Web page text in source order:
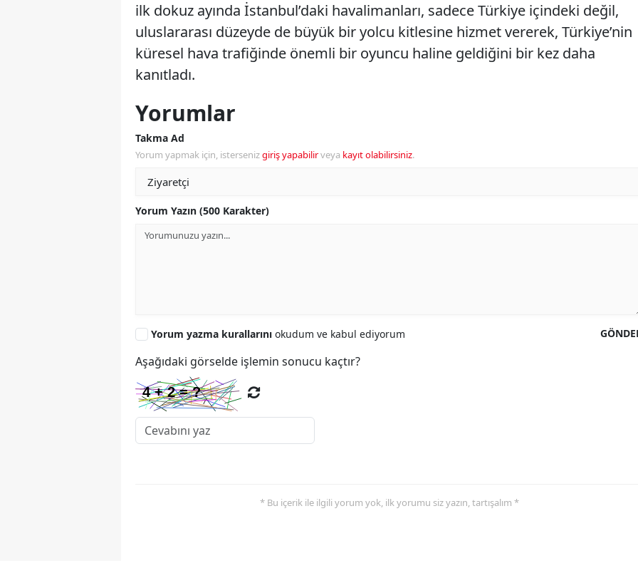
ilk dokuz ayında İstanbul’daki havalimanları, sadece Türkiye içindeki değil,
uluslararası düzeyde de büyük bir yolcu kitlesine hizmet vererek, Türkiye’nin
küresel hava trafiğinde önemli bir oyuncu haline geldiğini bir kez daha
kanıtladı.
Yorumlar
Takma Ad
Yorum yapmak için, istersenizgiriş yapabilirveya kayıt olabilirsiniz.
Yorum Yazın (500 Karakter)
Yorum yazma kurallarını okudum ve kabul ediyorum
Aşağıdaki görselde işlemin sonucu kaçtır?
* Bu içerik ile ilgili yorum yok, ilk yorumu siz yazın, tartışalım *